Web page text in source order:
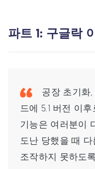
파트 1: 구글락
공장 초기화,
드에 5.1 버전 이
기능은 여러분이
도난 당했을 때
조작하지 못하도